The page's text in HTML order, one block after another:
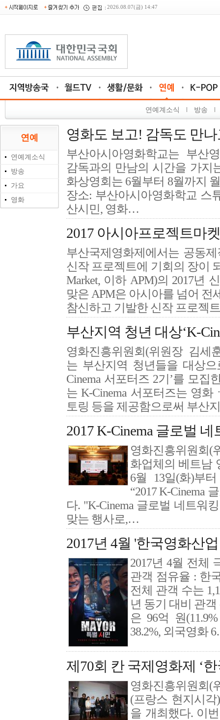
2026.08.07(금) 14:47
연예계소식 방송
연예
연예계소식
방송
가요
영화
영화도 보고! 감독도 만
부산아시아영화학교는 부산
감독과의 만남의 시간을 가지
화상영회는 6월부터 8월까지
장소: 부산아시아영화학교 스
산시민, 영화…
2017 아시아프로젝트마
부산국제영화제에서는 공동
신작 프로젝트에 기회의 장이
Market, 이하 APM)의 2017년
맞은 APM은 아시아를 넘어 전
참신하고 기발한 신작 프로젝
부산지역 청년 대상‘K-
영화진흥위원회(위원장 김세
는 부산지역 청년들을 대상
Cinema 서포터즈 2기’를 모집
는 K-Cinema 서포터즈는 영
토링 등을 제공함으로써 부산
2017 K-Cinema 글로벌
영화진흥위원회(
화업체의 베트남
6월 13일(화)부
“2017 K-Cinema
다. "K-Cinema 글로벌 네트워
맞는 행사로,…
2017년 4월 '한국영화산
2017년 4월 전체
관객 점유율 : 한
전체 관객 수는
년 동기 대비 관객
은 96억 원
38.2%, 외국영화
제70회 칸 국제영화제 ‘
영화진흥위원회(
(프랑스 현지시각
을 개최했다. 이